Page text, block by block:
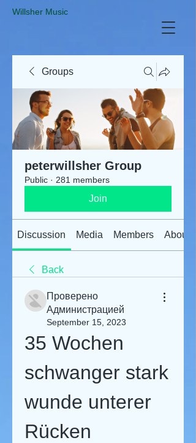
​Willsher Music
Groups
peterwillsher Group
Public · 281 members
Join
Discussion Media Members About
Back
Проверено
Администрацией
September 15, 2023
35 Wochen
schwanger stark
wunde unterer
Rücken